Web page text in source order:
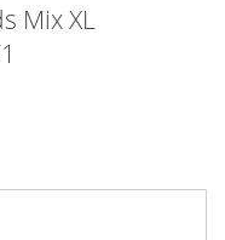
haben es bereits
Vitrinengeschichte
Schwerpunkt liegt klar
Mix XL